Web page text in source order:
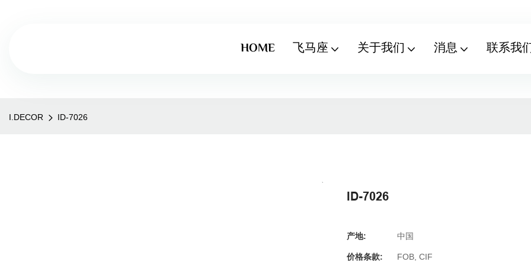
HOME 飞马座 关于我们 消息 联系我
I.DECOR ID-7026
ID-7026
产地: 中国
价格条款: FOB, CIF